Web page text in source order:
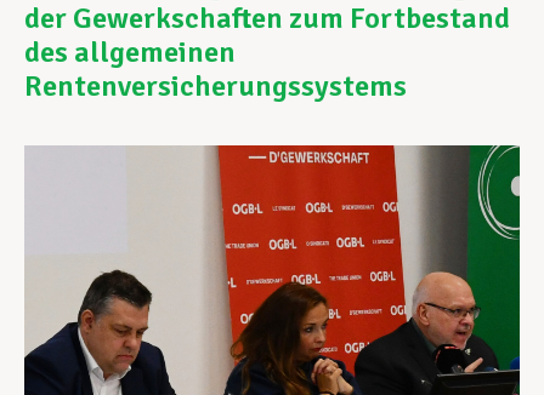
Unterstützung im Privatleben
Berufliche Weiterentwicklung
Mitglied werden
Aktuell
der Gewerkschaften zum Fortbestand
des allgemeinen
Rentenversicherungssystems